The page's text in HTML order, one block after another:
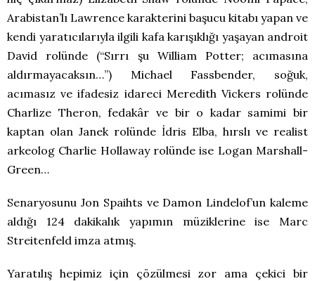
Arabistan’lı Lawrence karakterini başucu kitabı yapan ve
kendi yaratıcılarıyla ilgili kafa karışıklığı yaşayan androit
David rolünde (“Sırrı şu William Potter; acımasına
aldırmayacaksın…”) Michael Fassbender, soğuk,
acımasız ve ifadesiz idareci Meredith Vickers rolünde
Charlize Theron, fedakâr ve bir o kadar samimi bir
kaptan olan Janek rolünde İdris Elba, hırslı ve realist
arkeolog Charlie Hollaway rolünde ise Logan Marshall-
Green…
Senaryosunu Jon Spaihts ve Damon Lindelof’un kaleme
aldığı 124 dakikalık yapımın müziklerine ise Marc
Streitenfeld imza atmış.
Yaratılış hepimiz için çözülmesi zor ama çekici bir